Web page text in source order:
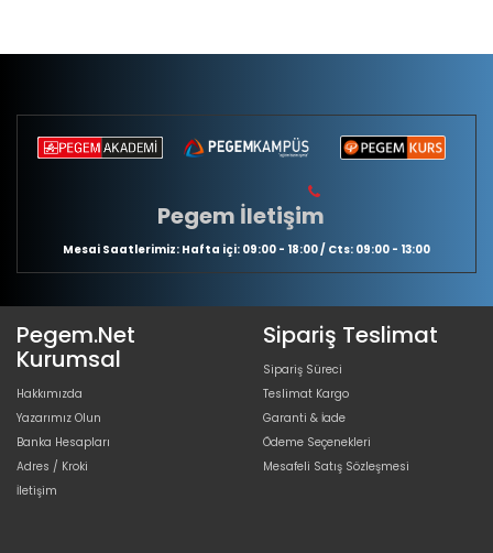
Pegem İletişim
Mesai Saatlerimiz: Hafta içi: 09:00 - 18:00 / Cts: 09:00 - 13:00
Pegem.Net
Kurumsal
Hakkımızda
Yazarımız Olun
Banka Hesapları
Adres / Kroki
İletişim
Sipariş Teslimat
Sipariş Süreci
Teslimat Kargo
Garanti & İade
Ödeme Seçenekleri
Mesafeli Satış Sözleşmesi